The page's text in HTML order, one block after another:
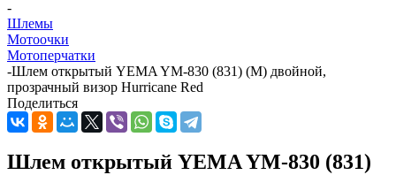
-
Шлемы
Мотоочки
Мотоперчатки
-Шлем открытый YEMA YM-830 (831) (M) двойной,
прозрачный визор Hurricane Red
Поделиться
Шлем открытый YEMA YM-830 (831)